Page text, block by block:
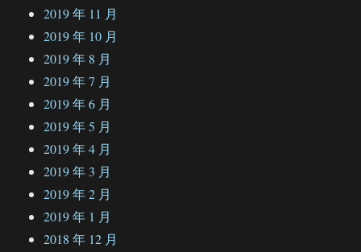
2019 年 11 月
2019 年 10 月
2019 年 8 月
2019 年 7 月
2019 年 6 月
2019 年 5 月
2019 年 4 月
2019 年 3 月
2019 年 2 月
2019 年 1 月
2018 年 12 月